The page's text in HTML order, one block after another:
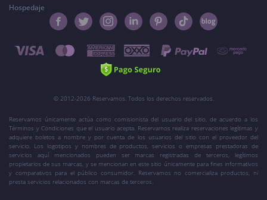
Hospedaje
© 2012-2026 Reservamos. Todos los derechos reservados.
Reservamos únicamente actúa como comisionista del usuario del sitio, de acuerdo a los
Términos y Condiciones que el usuario acepta. Reservamos realiza reservaciones legítimas y
adquiere boletos a nombre y por cuenta de los usuarios del sitio con el proveedor del
servicio. Los logotipos y nombres de productos, servicios o empresas prestadoras de
servicios aquí mencionados pueden ser marcas registradas de terceros, legítimos
propietarios de sus marcas, y se mencionan en este sitio únicamente para fines informativos
y comparativos para el público consumidor. Reservamos no comercializa productos, ni
presta servicios relacionados con marcas de terceros.